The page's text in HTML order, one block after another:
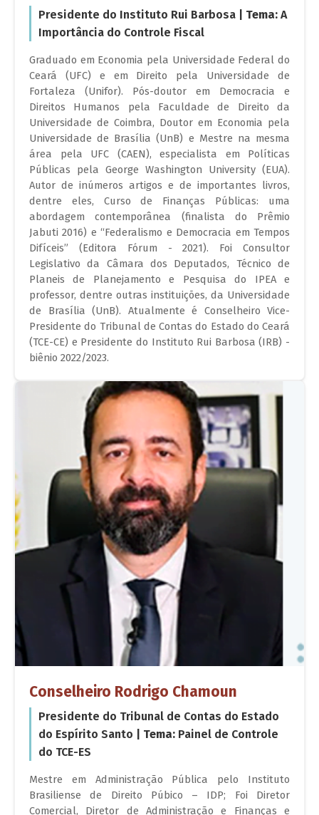
Presidente do Instituto Rui Barbosa | Tema: A
Importância do Controle Fiscal
Graduado em Economia pela Universidade Federal do
Ceará (UFC) e em Direito pela Universidade de
Fortaleza (Unifor). Pós-doutor em Democracia e
Direitos Humanos pela Faculdade de Direito da
Universidade de Coimbra, Doutor em Economia pela
Universidade de Brasília (UnB) e Mestre na mesma
área pela UFC (CAEN), especialista em Políticas
Públicas pela George Washington University (EUA).
Autor de inúmeros artigos e de importantes livros,
dentre eles, Curso de Finanças Públicas: uma
abordagem contemporânea (finalista do Prêmio
Jabuti 2016) e “Federalismo e Democracia em Tempos
Difíceis” (Editora Fórum - 2021). Foi Consultor
Legislativo da Câmara dos Deputados, Técnico de
Planeis de Planejamento e Pesquisa do IPEA e
professor, dentre outras instituições, da Universidade
de Brasília (UnB). Atualmente é Conselheiro Vice-
Presidente do Tribunal de Contas do Estado do Ceará
(TCE-CE) e Presidente do Instituto Rui Barbosa (IRB) -
biênio 2022/2023.
Conselheiro Rodrigo Chamoun
Presidente do Tribunal de Contas do Estado
do Espírito Santo | Tema: Painel de Controle
do TCE-ES
Mestre em Administração Pública pelo Instituto
Brasiliense de Direito Púbico – IDP; Foi Diretor
Comercial, Diretor de Administração e Finanças e